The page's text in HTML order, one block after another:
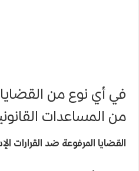
في أي نوع من
من المساعدات
القضايا المرفوعة ضد القرارات